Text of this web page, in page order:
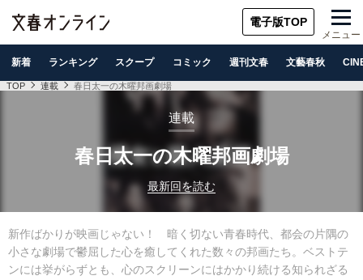
電子版TOP
メニュー
新着 ランキング スクープ コミック 週刊文春 文藝春秋
TOP 連載 春日太一の木曜邦画劇場
連載
春日太一の木曜邦画劇場
最新回を読む
新作ばかりが映画じゃない！ 暗く切ない青春時代、都会の片隅の
小さな劇場で鬱屈した心を癒してくれた数々の邦画たち。ベストテ
ンには挙がらずとも、心のスクリーンにはかかり続ける知られざる